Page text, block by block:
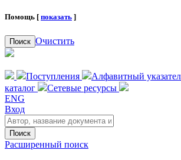
Помощь [ показать ]
Поиск Очистить
Поступления Алфавитный
каталог
Сетевые ресурсы
ENG
Вход
Поиск
Расширенный поиск